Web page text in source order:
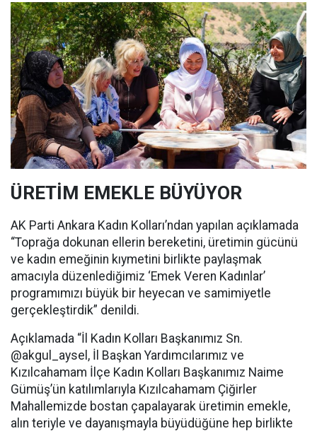
ÜRETİM EMEKLE BÜYÜYOR
AK Parti Ankara Kadın Kolları’ndan yapılan açıklamada
“Toprağa dokunan ellerin bereketini, üretimin gücünü
ve kadın emeğinin kıymetini birlikte paylaşmak
amacıyla düzenlediğimiz ‘Emek Veren Kadınlar’
programımızı büyük bir heyecan ve samimiyetle
gerçekleştirdik” denildi.
Açıklamada “İl Kadın Kolları Başkanımız Sn.
@akgul_aysel, İl Başkan Yardımcılarımız ve
Kızılcahamam İlçe Kadın Kolları Başkanımız Naime
Gümüş’ün katılımlarıyla Kızılcahamam Çiğirler
Mahallemizde bostan çapalayarak üretimin emekle,
alın teriyle ve dayanışmayla büyüdüğüne hep birlikte